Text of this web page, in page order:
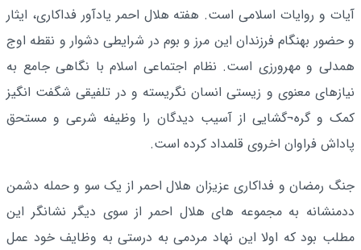
آیات و روایات اسلامی است. هفته هلال احمر یادآور فداکاری، ایثار
و حضور بهنگام فرزندان این مرز و بوم در شرایطی دشوار و نقطه اوج
همدلی و مهرورزی است. نظام اجتماعی اسلام با نگاهی جامع به
نیازهای معنوی و زیستی انسان نگریسته و در تلفیقی شگفت انگیز
کمک و گره¬گشایی از آسیب دیدگان را وظیفه شرعی و مستحق
پاداش فراوان اخروی قلمداد کرده است.
جنگ رمضان و فداکاری عزیزان هلال احمر از یک سو و حمله دشمن
ددمنشانه به مجموعه های هلال احمر از سوی دیگر نشانگر این
مطلب بود که اولا این نهاد مردمی به درستی به وظایف خود عمل